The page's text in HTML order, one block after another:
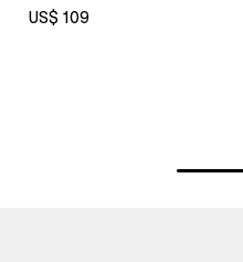
US$ 109